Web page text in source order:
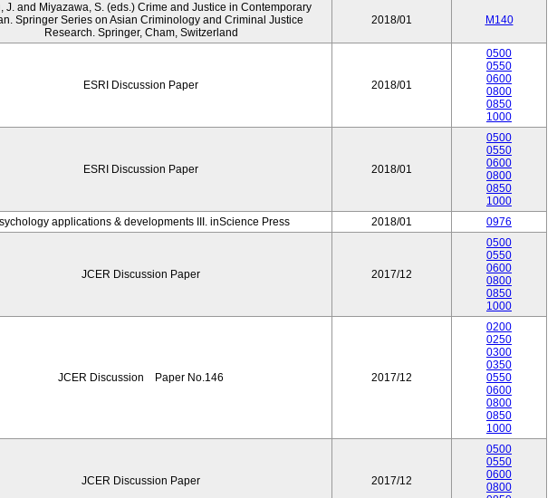
J. and Miyazawa, S. (eds.) Crime and Justice in Contemporary
Springer Series on Asian Criminology and Criminal Justice
Research. Springer, Cham, Switzerland
2018/01 M140
ESRI Discussion Paper 2018/01
0500
0550
0600
0800
0850
1000
ESRI Discussion Paper 2018/01
0500
0550
0600
0800
0850
1000
applications & developments III. inScience Press 2018/01 0976
JCER Discussion Paper 2017/12
0500
0550
0600
0800
0850
1000
JCER Discussion Paper No.146 2017/12
0200
0250
0300
0350
0550
0600
0800
0850
1000
JCER Discussion Paper 2017/12
0500
0550
0600
0800